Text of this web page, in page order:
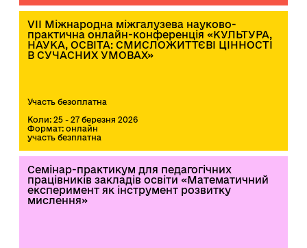
VІІ Міжнародна міжгалузева науково-
практична онлайн-конференція «КУЛЬТУРА,
НАУКА, ОСВІТА: СМИСЛОЖИТТЄВІ ЦІННОСТІ
В СУЧАСНИХ УМОВАХ»
Участь безоплатна
Коли: 25 - 27 березня 2026
Формат: онлайн
участь безплатна
Семінар-практикум для педагогічних
працівників закладів освіти «Математичний
експеримент як інструмент розвитку
мислення»